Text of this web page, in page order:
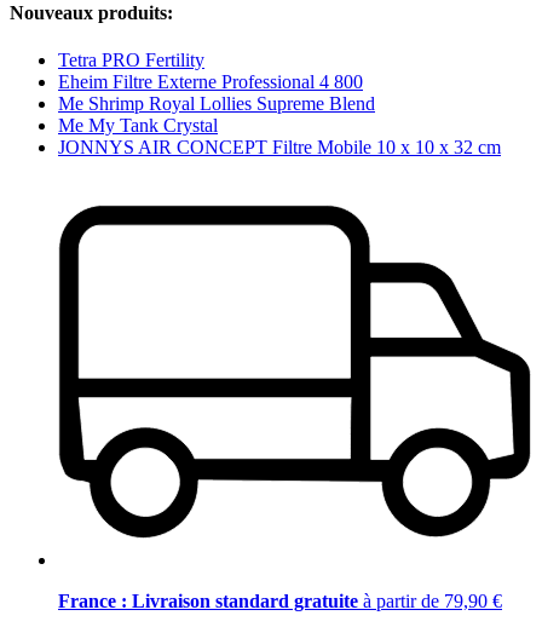
Nouveaux produits:
Tetra PRO Fertility
Eheim Filtre Externe Professional 4 800
Me Shrimp Royal Lollies Supreme Blend
Me My Tank Crystal
JONNYS AIR CONCEPT Filtre Mobile 10 x 10 x 32 cm
France : Livraison standard gratuite à partir de 79,90 €